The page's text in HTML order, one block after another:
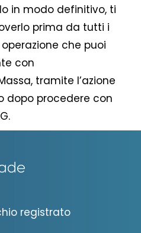
in modo definitivo, ti
prima da tutti i
che puoi
con
tramite l’azione
dopo procedere con
registrato